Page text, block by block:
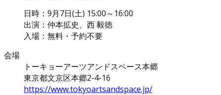
日時：9月7日(土) 15:00～16:00
出演：仲本拡史、西 毅徳
入場：無料・予約不要
会場
トーキョーアーツアンドスペース本郷
東京都文京区本郷2-4-16
https://www.tokyoartsandspace.jp/